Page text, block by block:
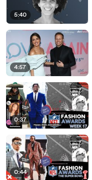
5:40
4:57
0:37
0:44